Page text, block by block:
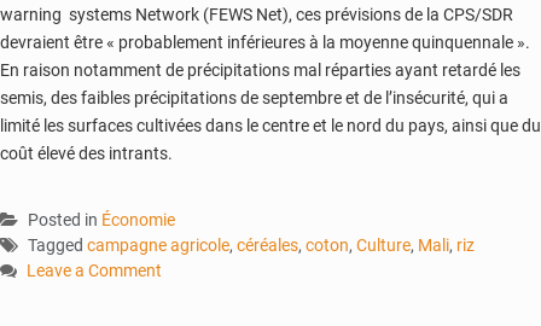
warning systems Network (FEWS Net), ces prévisions de la CPS/SDR
devraient être « probablement inférieures à la moyenne quinquennale ».
En raison notamment de précipitations mal réparties ayant retardé les
semis, des faibles précipitations de septembre et de l’insécurité, qui a
limité les surfaces cultivées dans le centre et le nord du pays, ainsi que du
coût élevé des intrants.
Posted in Économie
Tagged campagne agricole, céréales, coton, Culture, Mali, riz
Leave a Comment